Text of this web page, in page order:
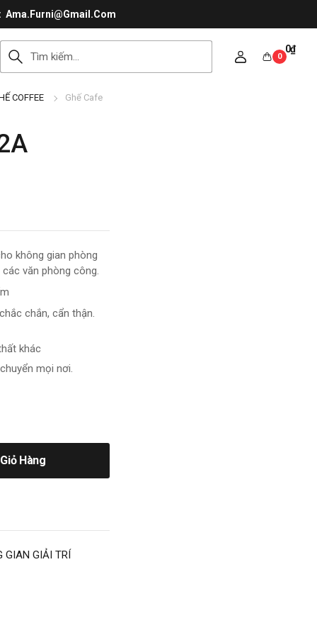
Ama.Furni@Gmail.Com
0₫
0
COFFEE Ghế Cafe
không gian phòng
văn phòng công.
chắn, cẩn thận.
khác
mọi nơi.
Hàng
GIAN GIẢI TRÍ